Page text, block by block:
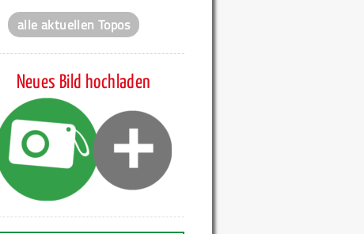
alle aktuellen Topos
Neues Bild hochladen